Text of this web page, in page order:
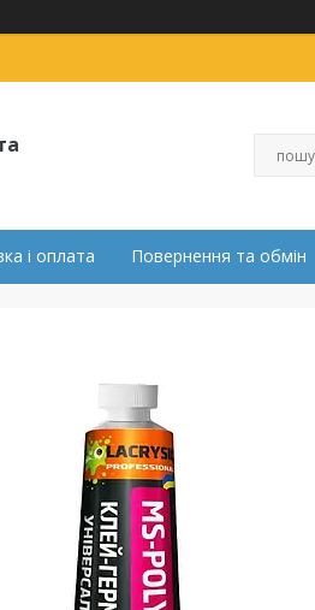
і оплата Повернення та обмін